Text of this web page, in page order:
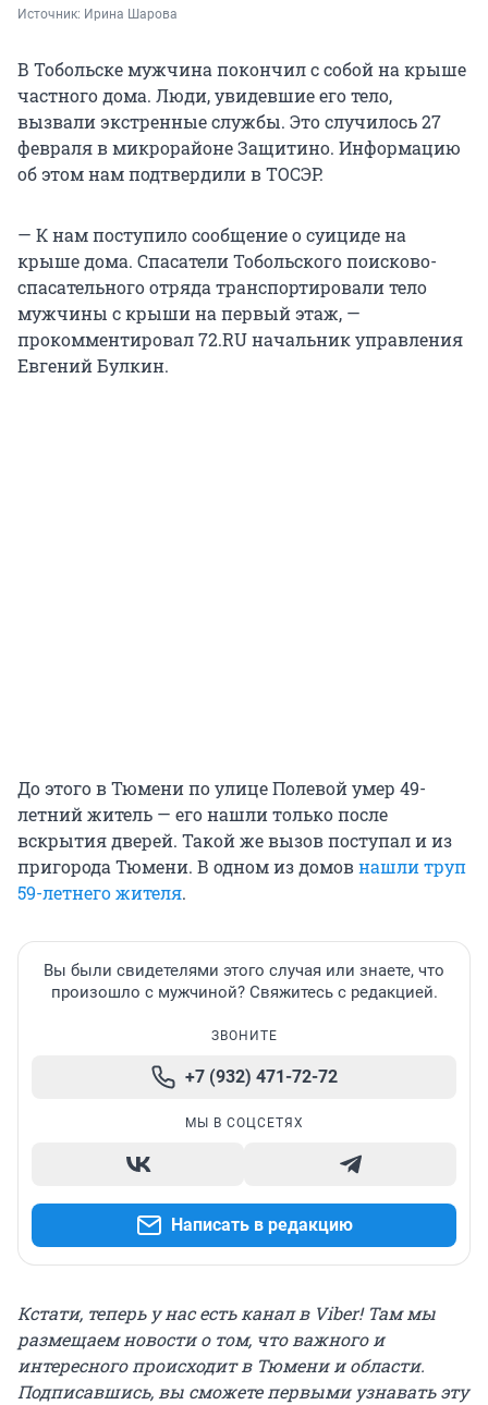
Источник: Ирина Шарова
В Тобольске мужчина покончил с собой на крыше
частного дома. Люди, увидевшие его тело,
вызвали экстренные службы. Это случилось 27
февраля в микрорайоне Защитино. Информацию
об этом нам подтвердили в ТОСЭР.
— К нам поступило сообщение о суициде на
крыше дома. Спасатели Тобольского поисково-
спасательного отряда транспортировали тело
мужчины с крыши на первый этаж, —
прокомментировал 72.RU начальник управления
Евгений Булкин.
До этого в Тюмени по улице Полевой умер 49-
летний житель — его нашли только после
вскрытия дверей. Такой же вызов поступал и из
пригорода Тюмени. В одном из домовнашли труп
59-летнего жителя.
Вы были свидетелями этого случая или знаете, что
произошло с мужчиной? Свяжитесь с редакцией.
ЗВОНИТЕ
+7 (932) 471-72-72
МЫ В СОЦСЕТЯХ
Написать в редакцию
Кстати, теперь у нас есть канал в Viber! Там мы
размещаем новости о том, что важного и
интересного происходит в Тюмени и области.
Подписавшись, вы сможете первыми узнавать эту